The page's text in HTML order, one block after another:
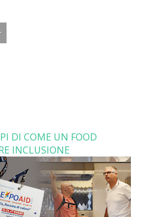
DI COME UN FOOD
INCLUSIONE